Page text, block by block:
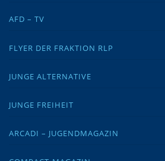
AFD – TV
FLYER DER FRAKTION RLP
JUNGE ALTERNATIVE
JUNGE FREIHEIT
ARCADI – JUGENDMAGAZIN